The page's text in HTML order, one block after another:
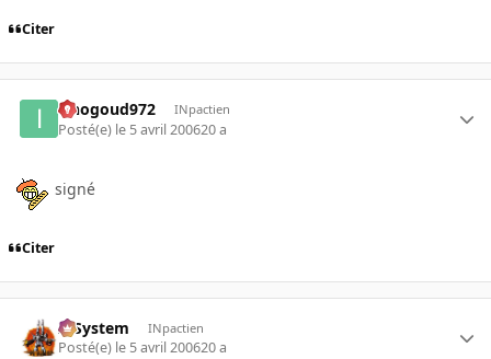
Citer
iznogoud972 INpactien
Posté(e) le 5 avril 200620 a
signé
Citer
X-System INpactien
Posté(e) le 5 avril 200620 a